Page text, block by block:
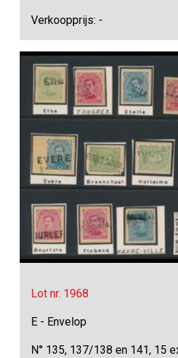
Verkoopprijs: -
Lot nr. 1968
E - Envelop
N° 135, 137/138 en 141, 15